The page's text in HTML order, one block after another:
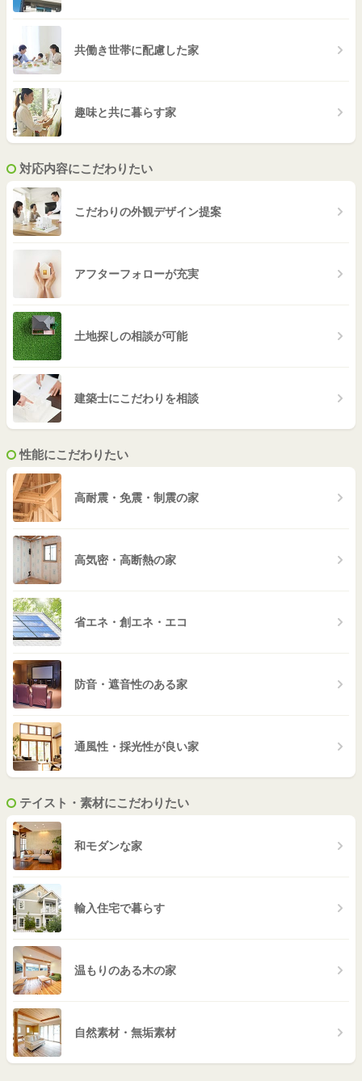
共働き世帯に配慮した家
趣味と共に暮らす家
対応内容にこだわりたい
こだわりの外観デザイン提案
アフターフォローが充実
土地探しの相談が可能
建築士にこだわりを相談
性能にこだわりたい
高耐震・免震・制震の家
高気密・高断熱の家
省エネ・創エネ・エコ
防音・遮音性のある家
通風性・採光性が良い家
テイスト・素材にこだわりたい
和モダンな家
輸入住宅で暮らす
温もりのある木の家
自然素材・無垢素材